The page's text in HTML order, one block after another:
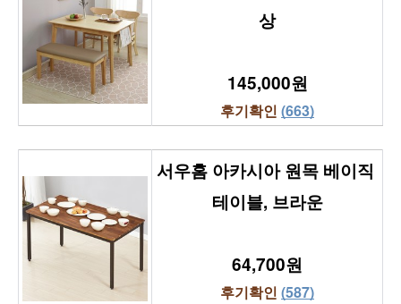
상
145,000원
후기확인 (663)
서우홈 아카시아 원목 베이직
테이블, 브라운
64,700원
후기확인 (587)